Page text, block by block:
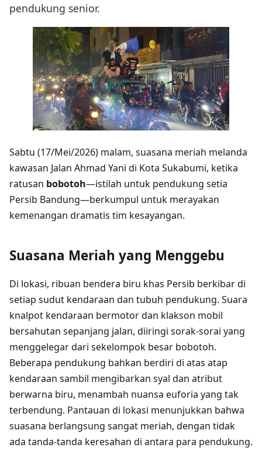
pendukung senior.
Sabtu (17/Mei/2026) malam, suasana meriah melanda
kawasan Jalan Ahmad Yani di Kota Sukabumi, ketika
ratusan bobotoh—istilah untuk pendukung setia
Persib Bandung—berkumpul untuk merayakan
kemenangan dramatis tim kesayangan.
Suasana Meriah yang Menggebu
Di lokasi, ribuan bendera biru khas Persib berkibar di
setiap sudut kendaraan dan tubuh pendukung. Suara
knalpot kendaraan bermotor dan klakson mobil
bersahutan sepanjang jalan, diiringi sorak-sorai yang
menggelegar dari sekelompok besar bobotoh.
Beberapa pendukung bahkan berdiri di atas atap
kendaraan sambil mengibarkan syal dan atribut
berwarna biru, menambah nuansa euforia yang tak
terbendung. Pantauan di lokasi menunjukkan bahwa
suasana berlangsung sangat meriah, dengan tidak
ada tanda-tanda keresahan di antara para pendukung.